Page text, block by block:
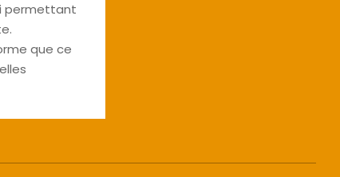
permettant
que ce